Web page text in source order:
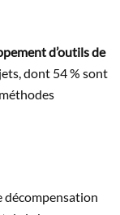
d’outils de
dont 54 % sont
décompensation